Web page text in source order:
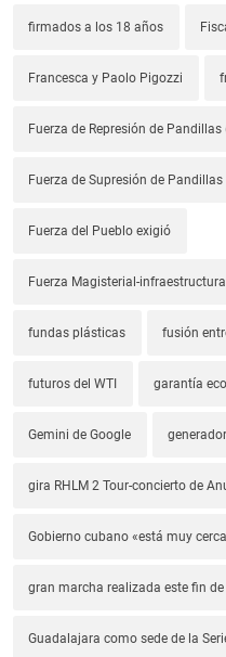
firmados a los 18 años
Francesca y Paolo Pigozzi
Fuerza de Represión de Pandillas
Fuerza de Supresión de Pandillas
Fuerza del Pueblo exigió
Fuerza Magisterial-
fundas plásticas fusión
futuros del WTI garantía
Gemini de Google
gira RHLM 2 Tour-concierto de
Gobierno cubano «está muy
gran marcha realizada este fin
Guadalajara como sede de la